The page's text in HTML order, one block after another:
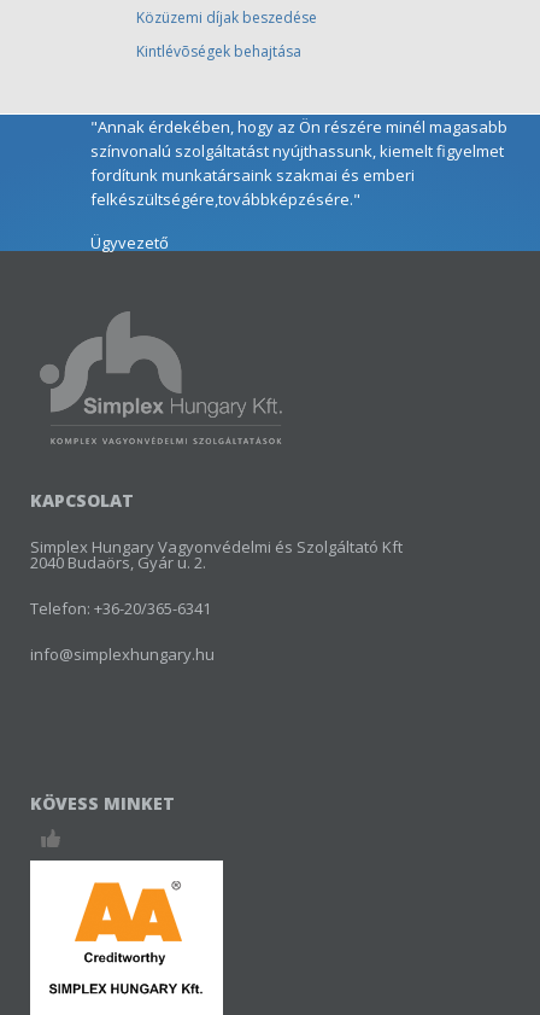
Közüzemi díjak beszedése
Kintlévõségek behajtása
"Annak érdekében, hogy az Ön részére minél magasabb
színvonalú szolgáltatást nyújthassunk, kiemelt figyelmet
fordítunk munkatársaink szakmai és emberi
felkészültségére,továbbképzésére."
Ügyvezető
KAPCSOLAT
Simplex Hungary Vagyonvédelmi és Szolgáltató Kft
2040 Budaörs, Gyár u. 2.
Telefon: +36-20/365-6341
info@simplexhungary.hu
KÖVESS MINKET